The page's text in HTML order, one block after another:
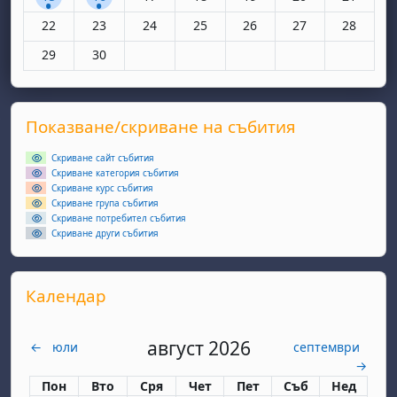
Няма събития, понеделник, 22 юни
22 Няма събития, вторник, 23 юни
23 Няма събития, сряда, 24 юни
24 Няма събития, четвъртък, 25 юни
25 Няма събития, петък, 26
26 Няма събития,
27 Няма
28
Няма събития, понеделник, 29 юни
29 Няма събития, вторник, 30 юни
30
Supplementary blocks
Прескочи Показване/скриване на събития
Показване/скриване на събития
Скриване сайт събития
Скриване категория събития
Скриване курс събития
Скриване група събития
Скриване потребител събития
Скриване други събития
Прескочи Календар
Календар
← юли август 2026
септември
→
Понеделник
Пон вторник
Вто сряда
Сря четвъртък
Чет петък
Пет събота
Съб неделя
Нед